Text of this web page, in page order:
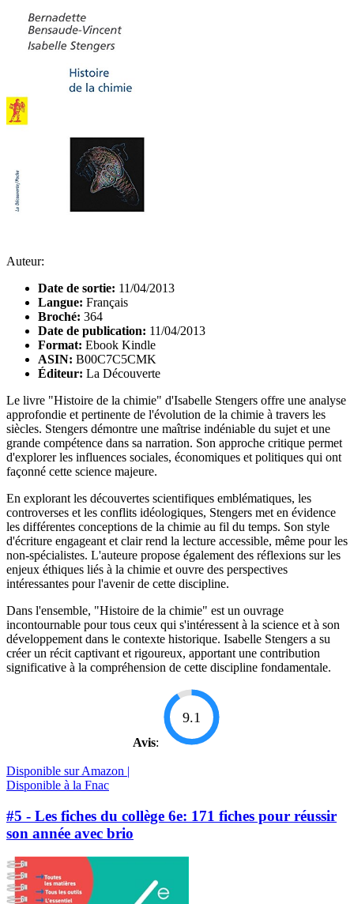
Auteur:
Date de sortie: 11/04/2013
Langue: Français
Broché: 364
Date de publication: 11/04/2013
Format: Ebook Kindle
ASIN: B00C7C5CMK
Éditeur: La Découverte
Le livre "Histoire de la chimie" d'Isabelle Stengers offre une analyse
approfondie et pertinente de l'évolution de la chimie à travers les
siècles. Stengers démontre une maîtrise indéniable du sujet et une
grande compétence dans sa narration. Son approche critique permet
d'explorer les influences sociales, économiques et politiques qui ont
façonné cette science majeure.
En explorant les découvertes scientifiques emblématiques, les
controverses et les conflits idéologiques, Stengers met en évidence
les différentes conceptions de la chimie au fil du temps. Son style
d'écriture engageant et clair rend la lecture accessible, même pour les
non-spécialistes. L'auteure propose également des réflexions sur les
enjeux éthiques liés à la chimie et ouvre des perspectives
intéressantes pour l'avenir de cette discipline.
Dans l'ensemble, "Histoire de la chimie" est un ouvrage
incontournable pour tous ceux qui s'intéressent à la science et à son
développement dans le contexte historique. Isabelle Stengers a su
créer un récit captivant et rigoureux, apportant une contribution
significative à la compréhension de cette discipline fondamentale.
Avis:
9.1
Disponible sur Amazon |
Disponible à la Fnac
#5 - Les fiches du collège 6e: 171 fiches pour réussir
son année avec brio